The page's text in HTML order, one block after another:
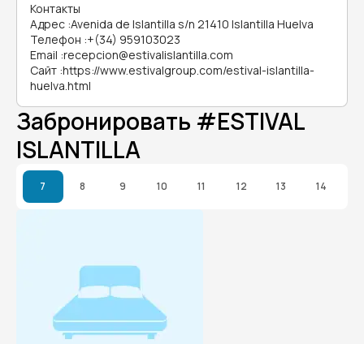
Контакты
Адрес :Avenida de Islantilla s/n 21410 Islantilla Huelva
Телефон :+(34) 959103023
Email :recepcion@estivalislantilla.com
Сайт :https://www.estivalgroup.com/estival-islantilla-
huelva.html
Забронировать #ESTIVAL
ISLANTILLA
7 8 9 10 11 12 13 14